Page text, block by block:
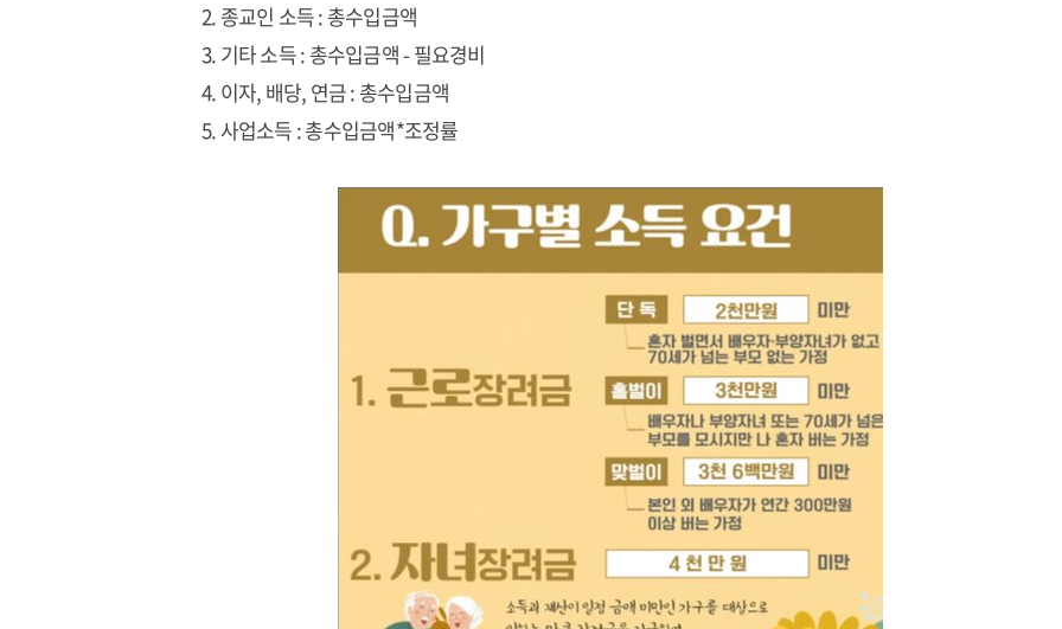
종교인 소득 : 총수입금액
기타 소득 : 총수입금액 - 필요경비
이자, 배당, 연금 : 총수입금액
사업소득 : 총수입금액*조정률